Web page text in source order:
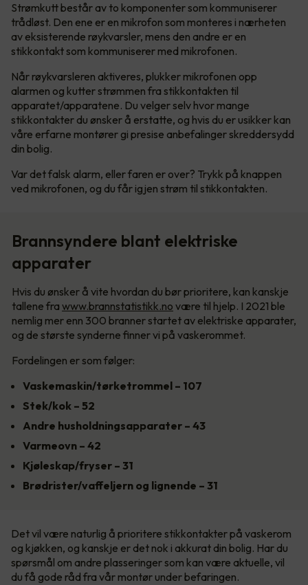
Strømkutt består av to komponenter som kommuniserer
trådløst. Den ene er en mikrofon som monteres i nærheten
av eksisterende røykvarsler, mens den andre er en
stikkontakt som kommuniserer med mikrofonen.
Når røykvarsleren aktiveres, plukker mikrofonen opp
alarmen og kutter strømmen fra stikkontakten til
apparatet/apparatene. Du velger selv hvor mange
stikkontakter du ønsker å erstatte, og hvis du er usikker kan
våre erfarne montører gi presise anbefalinger skreddersydd
din bolig.
Var det falsk alarm, eller faren er over? Trykk på knappen
ved mikrofonen, og du får igjen strøm til stikkontakten.
Brannsyndere blant elektriske
apparater
Hvis du ønsker å vite hvordan du bør prioritere, kan kanskje
tallene fra www.brannstatistikk.no være til hjelp. I 2021 ble
nemlig mer enn 300 branner startet av elektriske apparater,
og de største synderne finner vi på vaskerommet.
Fordelingen er som følger:
Vaskemaskin/tørketrommel – 107
Stek/kok – 52
Andre husholdningsapparater – 43
Varmeovn – 42
Kjøleskap/fryser – 31
Brødrister/vaffeljern og lignende – 31
Det vil være naturlig å prioritere stikkontakter på vaskerom
og kjøkken, og kanskje er det nok i akkurat din bolig. Har du
spørsmål om andre plasseringer som kan være aktuelle, vil
du få gode råd fra vår montør under befaringen.